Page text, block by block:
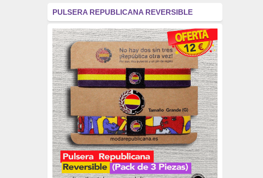
fascismo
(2677)
tardofranquismo
(2320)
Actualidad
(2319)
monarquía
(2253)
borbones
(2176)
Cultura
(2163)
Guerra
(1674)
genocidio
(1234)
PULSERA REPUBLICANA REVERSIBLE